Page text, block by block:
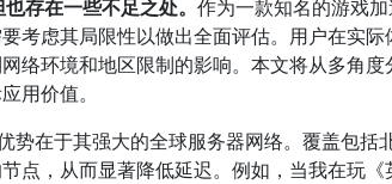
存在一些不足之处。 作为一款知名的游戏
考虑其局限性以做出全面评估。用户在实
络环境和地区限制的影响。本文将从多角
用价值。
在于其强大的全球服务器网络。覆盖包括
点，从而显著降低延迟。例如，当我在玩